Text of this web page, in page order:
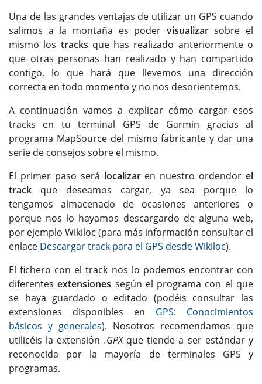
Una de las grandes ventajas de utilizar un GPS cuando
salimos a la montaña es poder visualizarsobre el
mismo los tracks que has realizado anteriormente o
que otras personas han realizado y han compartido
contigo, lo que hará que llevemos una dirección
correcta en todo momento y no nos desorientemos.
A continuación vamos a explicar cómo cargar esos
tracks en tu terminal GPS de Garmin gracias al
programa MapSource del mismo fabricante y dar una
serie de consejos sobre el mismo.
El primer paso será localizar en nuestro ordendor el
track que deseamos cargar, ya sea porque lo
tengamos almacenado de ocasiones anteriores o
porque nos lo hayamos descargardo de alguna web,
por ejemplo Wikiloc (para más información consultar el
enlace Descargar track para el GPS desde Wikiloc).
El fichero con el track nos lo podemos encontrar con
diferentesextensiones según el programa con el que
se haya guardado o editado (podéis consultar las
extensiones disponibles en GPS: Conocimientos
básicos y generales). Nosotros recomendamos que
utilicéis la extensión .GPXque tiende a ser estándar y
reconocida por la mayoría de terminales GPS y
programas.